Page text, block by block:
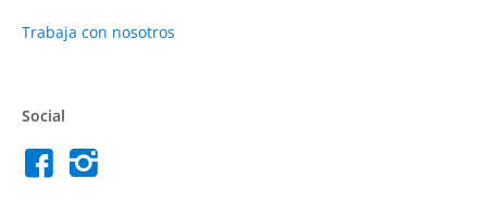
Trabaja con nosotros
Social